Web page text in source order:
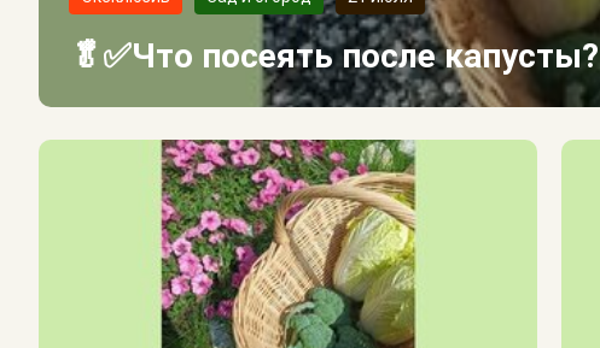
🥬✅Что посеять после капусты?